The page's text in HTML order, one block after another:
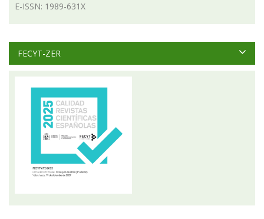
E-ISSN: 1989-631X
FECYT-ZER